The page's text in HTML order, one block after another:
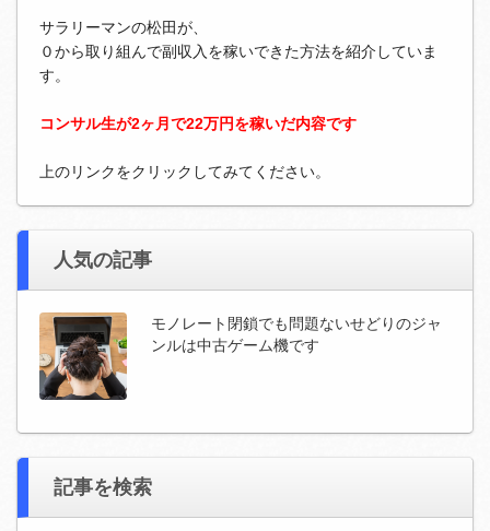
サラリーマンの松田が、
０から取り組んで副収入を稼いできた方法を紹介していま
す。
コンサル生が2ヶ月で22万円を稼いだ内容です
上のリンクをクリックしてみてください。
人気の記事
モノレート閉鎖でも問題ないせどりのジャ
ンルは中古ゲーム機です
記事を検索